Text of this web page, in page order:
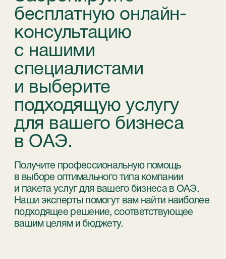
STABLEGROWZ
№1 Relocation advisor in UAE *
in English
Телефон: +971 (4)-446-90-06
+971 (4)-871-41-61
Email: inquiry@stablegrowz.com
Адрес:UAE, Dubai, IFZA Business Park, A2
building, office 105
Юридическое наименование компании:
STABLEGROWZ FZ-LLC
47007669
Адрес регистрации:
CWEP1050 Compass Building, Al Shohada
Road, Al Hamra Industrial Zone-FZ, Ras Al
Khaimah, UAE